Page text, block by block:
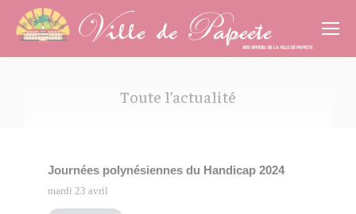
Toute l’actualité
Journées polynésiennes du Handicap 2024
mardi 23 avril
Cookies management panel